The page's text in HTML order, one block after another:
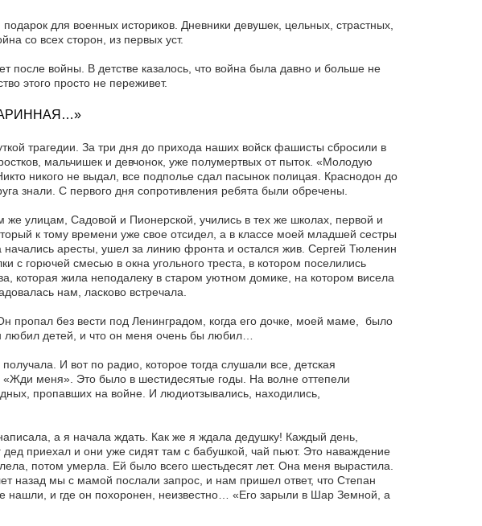
для военных историков. Дневники девушек, цельных, страстных,
со всех сторон, из первых уст.
после войны. В детстве казалось, что война была давно и больше не
этого просто не переживет.
трагедии. За три дня до прихода наших войск фашисты сбросили в
мальчишек и девчонок, уже полумертвых от пыток. «Молодую
никого не выдал, все подполье сдал пасынок полицая. Краснодон до
знали. С первого дня сопротивления ребята были обречены.
улицам, Садовой и Пионерской, учились в тех же школах, первой и
к тому времени уже свое отсидел, а в классе моей младшей сестры
начались аресты, ушел за линию фронта и остался жив. Сергей Тюленин
с горючей смесью в окна угольного треста, в котором поселились
которая жила неподалеку в старом уютном домике, на котором висела
нам, ласково встречала.
пропал без вести под Ленинградом, когда его дочке, моей маме, было
любил детей, и что он меня очень бы любил…
И вот по радио, которое тогда слушали все, детская
«Жди меня». Это было в шестидесятые годы. На волне оттепели
пропавших на войне. И людиотзывались, находились,
а я начала ждать. Как же я ждала дедушку! Каждый день,
приехал и они уже сидят там с бабушкой, чай пьют. Это наваждение
потом умерла. Ей было всего шестьдесят лет. Она меня вырастила.
назад мы с мамой послали запрос, и нам пришел ответ, что Степан
нашли, и где он похоронен, неизвестно… «Его зарыли в Шар Земной, а